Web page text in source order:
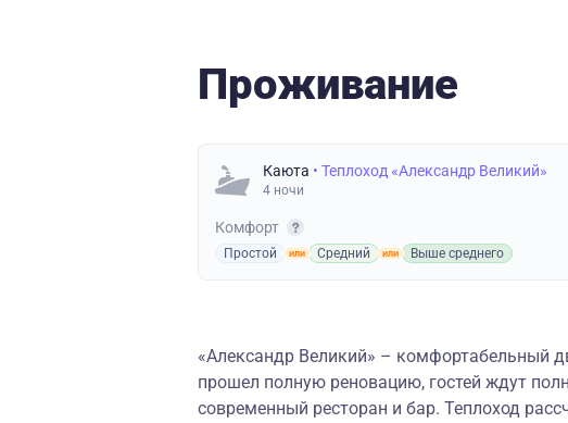
Проживание
Каюта • Теплоход «Александр Великий»
4 ночи
Комфорт
Простой Средний Выше среднего
«Александр Великий» – комфортабельный
прошел полную реновацию, гостей ждут
современный ресторан и бар. Теплоход